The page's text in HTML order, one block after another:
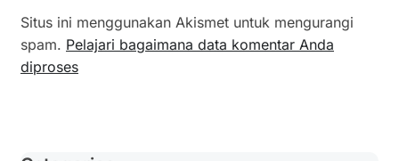
Situs ini menggunakan Akismet untuk mengurangi
spam. Pelajari bagaimana data komentar Anda
diproses